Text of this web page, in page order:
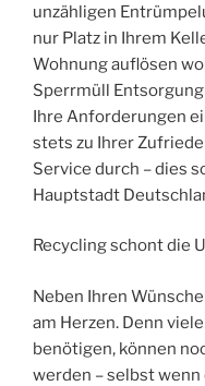
unzähligen
nur Platz in Ihrem
Wohnung auflösen
Sperrmüll
Ihre Anforderungen
stets zu Ihrer
Service durch – dies
Hauptstadt
Recycling schont die
Neben Ihren
am Herzen. Denn
benötigen, können
werden – selbst wenn